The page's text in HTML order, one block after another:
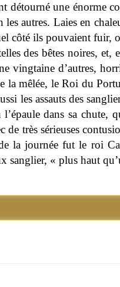
détourné une énorme
autres. Laies en
côté ils pouvaient
des bêtes noires,
vingtaine d’autres,
la mêlée, le Roi du
les assauts des
dans sa
de très sérieuses
la journée fut le roi
sanglier, « plus haut